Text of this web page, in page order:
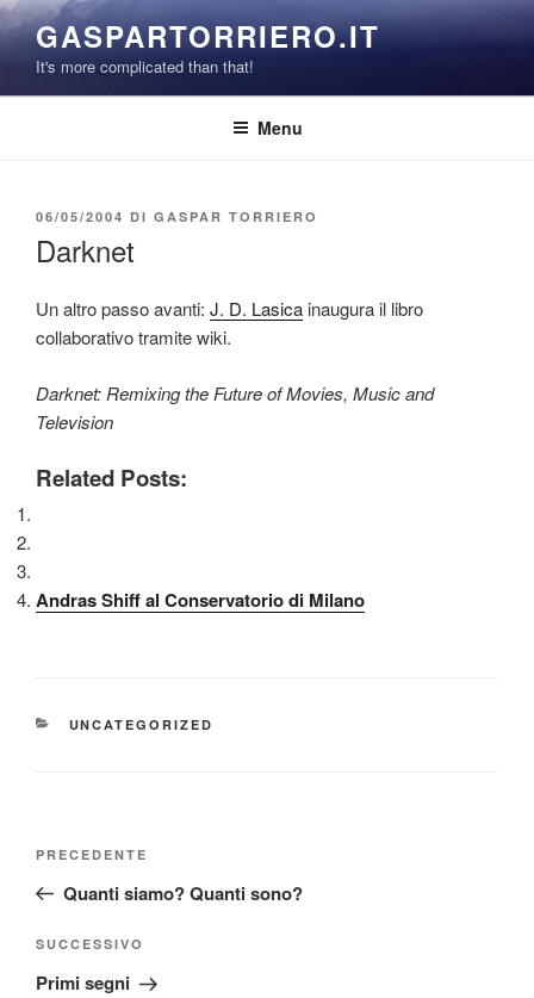
Salta
al
contenuto
GASPARTORRIERO.IT
It's more complicated than that!
Menu
PUBBLICATO
06/05/2004 DI GASPAR TORRIERO
Darknet
Un altro passo avanti: J. D. Lasica inaugura il libro
collaborativo tramite wiki.
Darknet: Remixing the Future of Movies, Music and
Television
Related Posts:
Andras Shiff al Conservatorio di Milano
CATEGORIE
UNCATEGORIZED
Articolo
precedente:
PRECEDENTE
Quanti siamo? Quanti sono?
Articolo
successivo
SUCCESSIVO
Primi segni